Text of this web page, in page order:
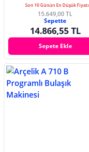
Son 10 Günün En Düşük Fiyatı
15.649,00 TL
Sepette
14.866,55 TL
Sepete Ekle